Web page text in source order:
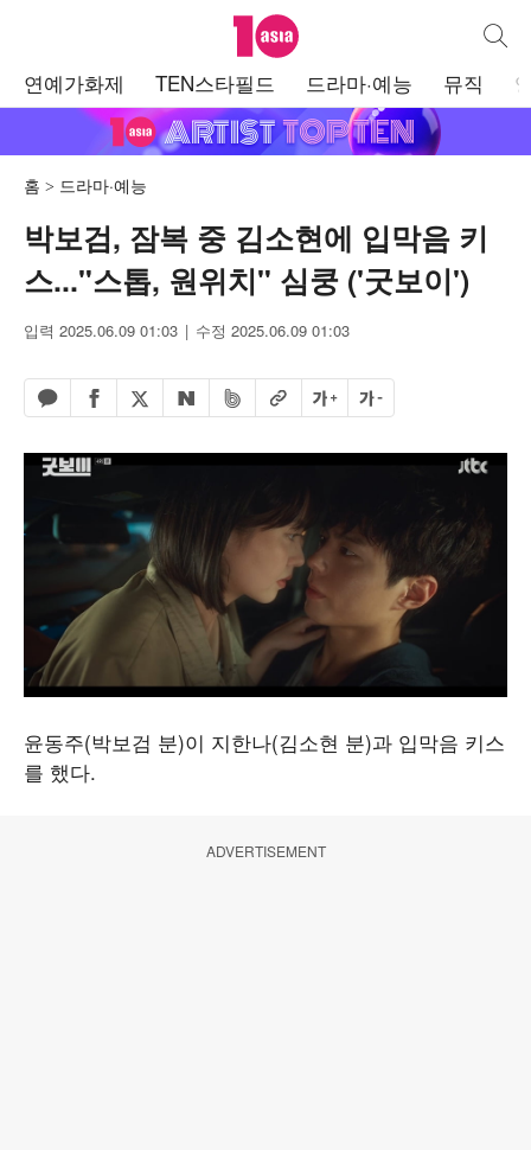
텐아시아 통합
연예가화제 TEN스타필드 드라마·예능 뮤직
홈 드라마·예능
박보검, 잠복 중 김소현에 입막음 키
스..."스톱, 원위치" 심쿵 ('굿보이')
입력 2025.06.09 01:03 수정 2025.06.09 01:03
카카오톡 공유하기
페이스북 공유하기
엑스 공유하기
네이버 공유하기
밴드 공유하기
URL복사글자 크게글자 작게
윤동주(박보검 분)이 지한나(김소현 분)과 입막음 키스
를 했다.
ADVERTISEMENT